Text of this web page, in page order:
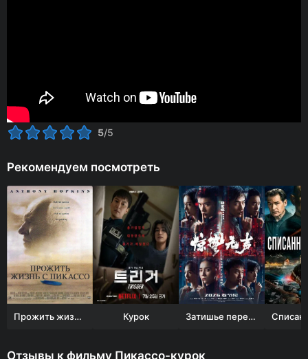
5/5
Рекомендуем посмотреть
Прожить жизнь с Пикассо Курок Затишье перед бурей
Отзывы к фильму Пикассо-курок